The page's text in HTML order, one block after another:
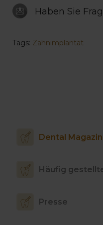
Haben Sie
Tags: Zahnimplantat
Dental Magazin
Häufig
Presse